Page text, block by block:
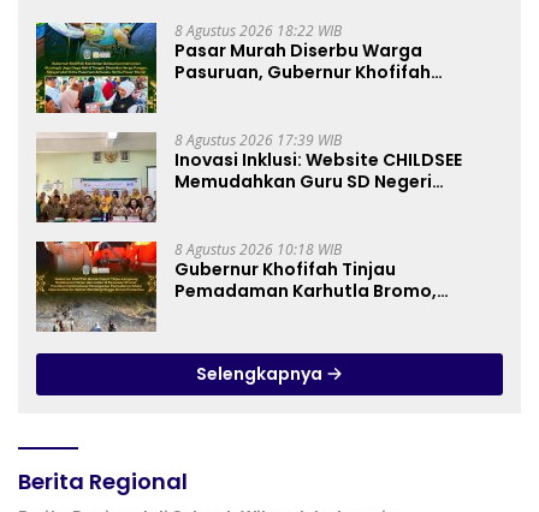
8 Agustus 2026 18:22 WIB
Pasar Murah Diserbu Warga
Pasuruan, Gubernur Khofifah
8 Agustus 2026 17:39 WIB
Inovasi Inklusi: Website CHILDSEE
Memudahkan Guru SD Negeri
8 Agustus 2026 10:18 WIB
Gubernur Khofifah Tinjau
Pemadaman Karhutla Bromo,
Selengkapnya
Berita Regional